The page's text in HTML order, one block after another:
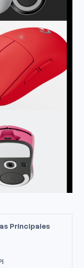
Principales